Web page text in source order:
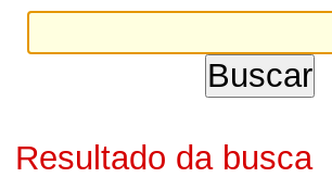
Resultado da busca